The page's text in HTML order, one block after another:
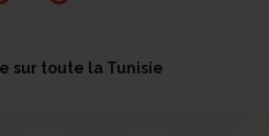
sur toute la Tunisie